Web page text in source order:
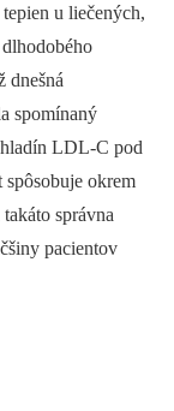
u liečených,
dnešná
spomínaný
LDL-C pod
okrem
správna
pacientov